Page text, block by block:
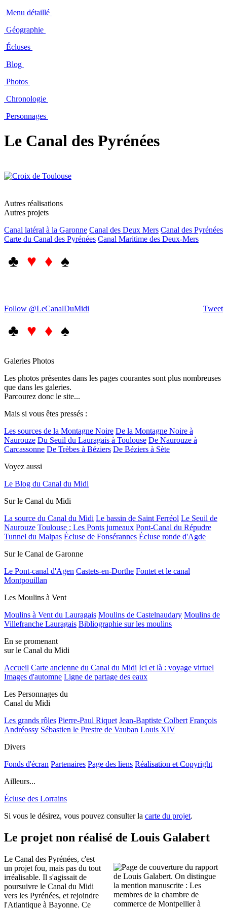
Menu détaillé
Géographie
Écluses
Blog
Photos
Chronologie
Personnages
Le Canal des Pyrénées
Autres réalisations
Autres projets
Canal latéral à la Garonne Canal des Deux Mers Canal des Pyrénées
Carte du Canal des Pyrénées Canal Maritime des Deux-Mers
♣ ♥ ♦ ♠
Tweet
Follow @LeCanalDuMidi
♣ ♥ ♦ ♠
Galeries Photos
Les photos présentes dans les pages courantes sont plus nombreuses
que dans les galeries.
Parcourez donc le site...
Mais si vous êtes pressés :
Les sources de la Montagne Noire De la Montagne Noire à
Naurouze Du Seuil du Lauragais à Toulouse De Naurouze à
Carcassonne De Trèbes à Béziers De Béziers à Sète
Voyez aussi
Le Blog du Canal du Midi
Sur le Canal du Midi
La source du Canal du Midi Le bassin de Saint Ferréol Le Seuil de
Naurouze Toulouse : Les Ponts jumeaux Pont-Canal du Répudre
Tunnel du Malpas Écluse de Fonsérannes Écluse ronde d'Agde
Sur le Canal de Garonne
Le Pont-canal d'Agen Castets-en-Dorthe Fontet et le canal
Montpouillan
Les Moulins à Vent
Moulins à Vent du Lauragais Moulins de Castelnaudary Moulins de
Villefranche Lauragais Bibliographie sur les moulins
En se promenant
sur le Canal du Midi
Accueil Carte ancienne du Canal du Midi Ici et là : voyage virtuel
Images d'automne Ligne de partage des eaux
Les Personnages du
Canal du Midi
Les grands rôles Pierre-Paul Riquet Jean-Baptiste Colbert François
Andréossy Sébastien le Prestre de Vauban Louis XIV
Divers
Fonds d'écran Partenaires Page des liens Réalisation et Copyright
Ailleurs...
Écluse des Lorrains
Si vous le désirez, vous pouvez consulter la carte du projet.
Le projet non réalisé de Louis Galabert
Le Canal des Pyrénées, c'est
un projet fou, mais pas du tout
irréalisable. Il s'agissait de
poursuivre le Canal du Midi
vers les Pyrénées, et rejoindre
l'Atlantique à Bayonne. Ce